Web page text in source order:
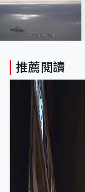
推薦閱讀